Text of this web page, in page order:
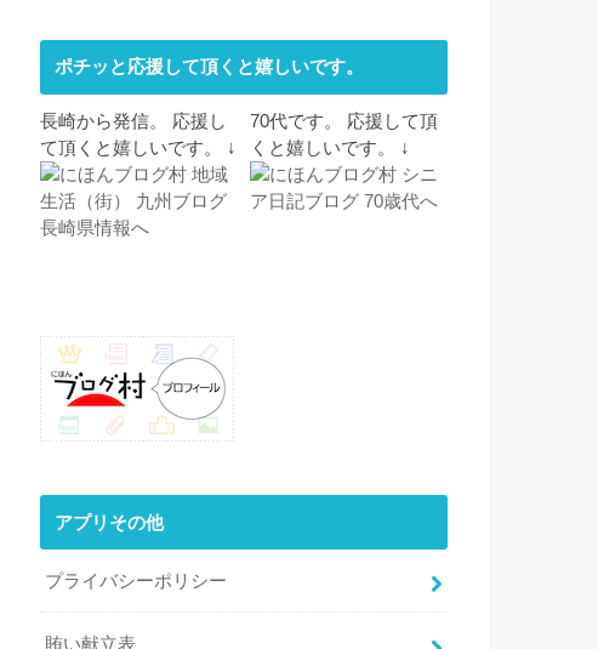
ポチッと応援して頂くと嬉しいです。
長崎から発信。 応援し
て頂くと嬉しいです。 ↓
70代です。 応援して頂
くと嬉しいです。 ↓
アプリその他
プライバシーポリシー
賄い献立表